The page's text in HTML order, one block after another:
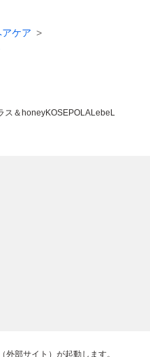
ケア
ス ＆honeyKOSEPOLALebeL
外部サイト）が起動します。